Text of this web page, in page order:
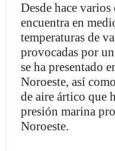
Desde hace
encuentra en
temperaturas de
provocadas por
se ha presentado
Noroeste, así
de aire ártico que
presión marina
Noroeste.